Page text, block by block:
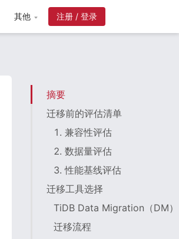
其他 注册 / 登录
摘要
迁移前的评估清单
1. 兼容性评估
2. 数据量评估
3. 性能基线评估
迁移工具选择
TiDB Data Migration（DM）
迁移流程